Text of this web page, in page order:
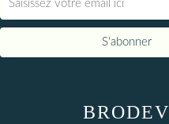
BRODEV